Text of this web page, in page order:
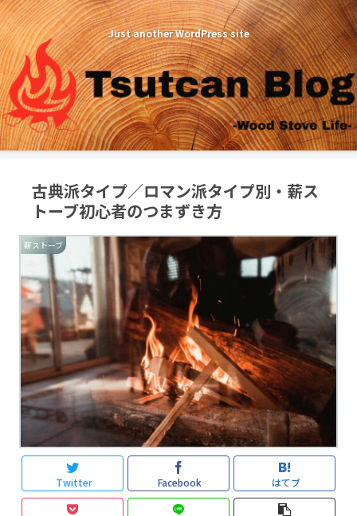
Just another WordPress site
古典派タイプ／ロマン派タイプ別・薪ス
トーブ初心者のつまずき方
薪ストーブ
Twitter Facebook はてブ